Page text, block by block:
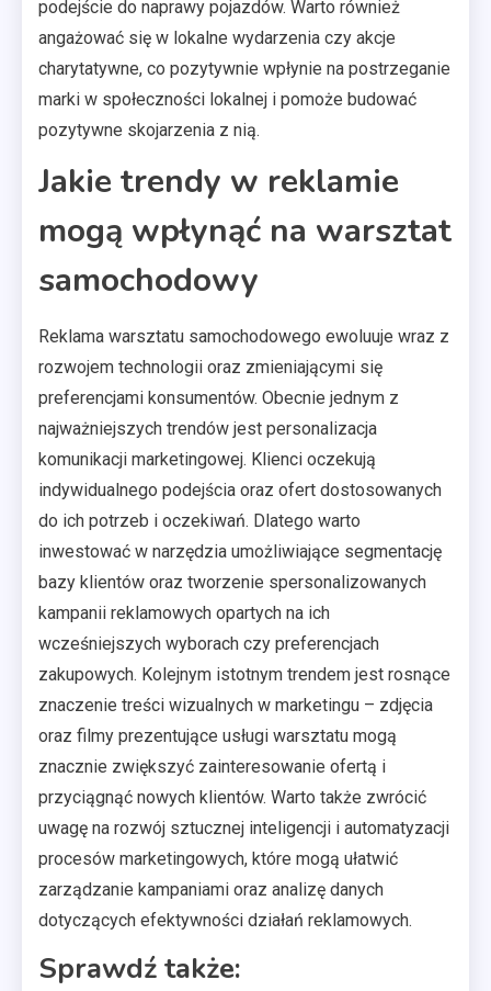
podejście do naprawy pojazdów. Warto również
angażować się w lokalne wydarzenia czy akcje
charytatywne, co pozytywnie wpłynie na postrzeganie
marki w społeczności lokalnej i pomoże budować
pozytywne skojarzenia z nią.
Jakie trendy w reklamie
mogą wpłynąć na warsztat
samochodowy
Reklama warsztatu samochodowego ewoluuje wraz z
rozwojem technologii oraz zmieniającymi się
preferencjami konsumentów. Obecnie jednym z
najważniejszych trendów jest personalizacja
komunikacji marketingowej. Klienci oczekują
indywidualnego podejścia oraz ofert dostosowanych
do ich potrzeb i oczekiwań. Dlatego warto
inwestować w narzędzia umożliwiające segmentację
bazy klientów oraz tworzenie spersonalizowanych
kampanii reklamowych opartych na ich
wcześniejszych wyborach czy preferencjach
zakupowych. Kolejnym istotnym trendem jest rosnące
znaczenie treści wizualnych w marketingu – zdjęcia
oraz filmy prezentujące usługi warsztatu mogą
znacznie zwiększyć zainteresowanie ofertą i
przyciągnąć nowych klientów. Warto także zwrócić
uwagę na rozwój sztucznej inteligencji i automatyzacji
procesów marketingowych, które mogą ułatwić
zarządzanie kampaniami oraz analizę danych
dotyczących efektywności działań reklamowych.
Sprawdź także: